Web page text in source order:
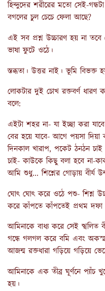
হিন্দুদের শরীরের মতো সেই-
বগলের চুল চেচে ফেলা আছে?
এই সব প্রশ্ন উচ্চারণ হয় না
ভাষা ফুটে ওঠে।
স্তব্ধতা। উত্তর নাই। ভূমি
লোকটার দুই চোখ রক্তবর্ণ ধারণ
বলে:
এইটা শহর না- যা ইচ্ছা করা
বের হয়ে যাবে- আগে পয়সা দিয়া
দিনকাল খারাপ, পকেট ঠনঠন
চাই- কাউকে কিছু বলা হবে না-
আমি শুধু... শিশ্নের গোড়ায় বীর্য
ঘোৎ ঘোৎ করে ওঠে পশু- শিশ্ন
করে কাঁপতে কাঁপতেই প্রথম দফা
আমিনাকে বাধ্য করে সেই স্খলিত
গন্ধে গলগল করে বমি এবং
আজন্ম রক্তধারা গড়িয়ে গড়িয়ে
আমিনাকে এক তীব্র ঘূর্ণনে
হয়।